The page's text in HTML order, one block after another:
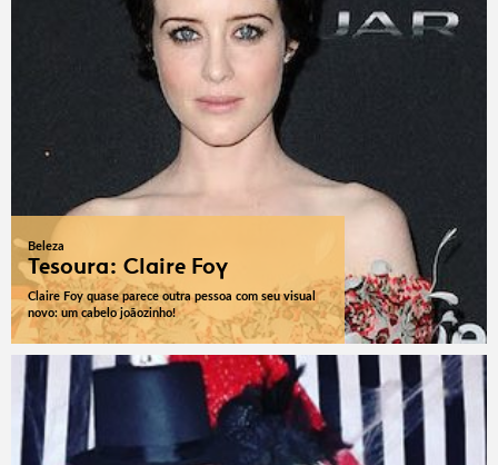
Beleza
Tesoura: Claire Foy
Claire Foy quase parece outra pessoa com seu visual
novo: um cabelo joãozinho!